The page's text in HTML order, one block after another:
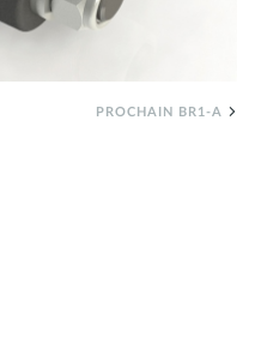
PROCHAIN BR1-A